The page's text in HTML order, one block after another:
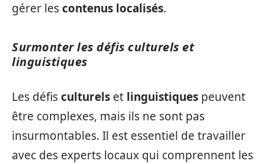
gérer lescontenus localisés.
Surmonter les défis culturels et
linguistiques
Les défisculturels et linguistiques peuvent
être complexes, mais ils ne sont pas
insurmontables. Il est essentiel de travailler
avec des experts locaux qui comprennent les